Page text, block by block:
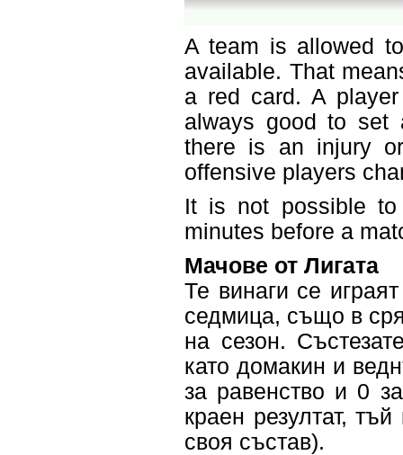
A team is allowed
available. That
a red card. A
always good to set
there is an injury
offensive players
It is not possible
minutes before a
Мачове от Лигата
Те винаги се
седмица, също в
на сезон.
като домакин и
за равенство и 0
краен резултат,
своя състав).